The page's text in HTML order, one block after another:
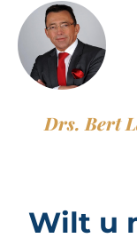
Drs. Bert
Wilt u